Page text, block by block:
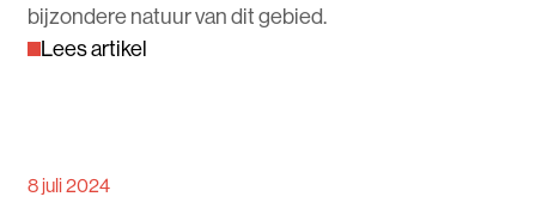
bijzondere natuur van dit gebied.
Lees artikel
8 juli 2024